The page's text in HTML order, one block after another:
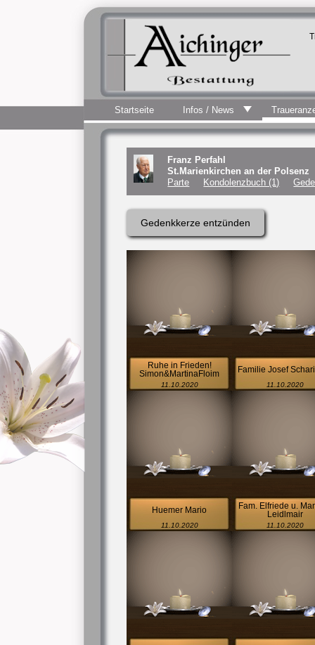
Startseite Infos / News
Franz Perfahl
St.Marienkirchen an der Polsenz
Parte
Kondolenzbuch (1)
Gedenkkerze entzünden
Ruhe in Frieden!
Simon&MartinaFloim
11.10.2020
Familie Josef
11.10.2020
Huemer Mario
11.10.2020
Fam. Elfriede u.
Leidlmair
11.10.2020